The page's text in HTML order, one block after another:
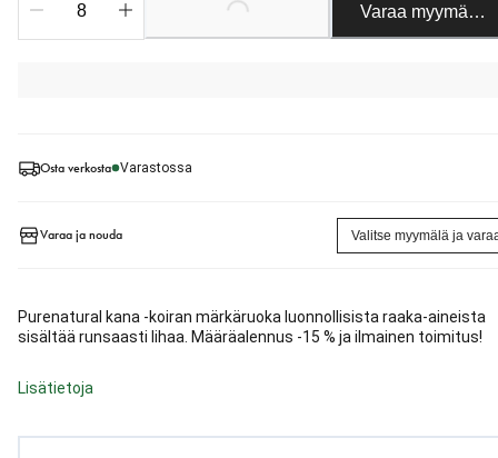
Osta verkosta Varastossa
Varaa ja nouda Valitse myymälä ja
Purenatural kana -koiran märkäruoka luonnollisista raaka-aineista
sisältää runsaasti lihaa. Määräalennus -15 % ja ilmainen toimitus!
Lisätietoja
Loading... Varaa